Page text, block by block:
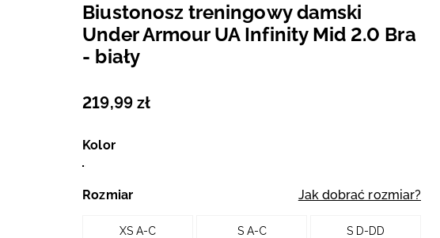
Biustonosz treningowy damski
Under Armour UA Infinity Mid 2.0 Bra
- biały
219,99 zł
Kolor
Rozmiar Jak dobrać rozmiar?
XS A-C S A-C S D-DD